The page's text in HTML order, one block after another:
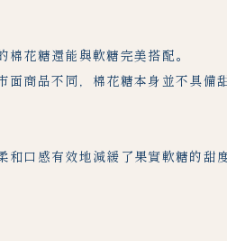
棉花糖還能與軟糖完美搭配。
商品不同，棉花糖本身並不具
和口感有效地減緩了果實軟糖的